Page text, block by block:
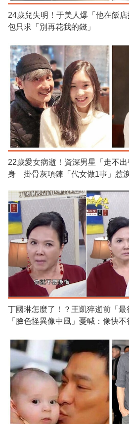
24歲兒失明！于美人爆「他在飯
包只求「別再花我的錢」
22歲愛女病逝！資深男星「走不
身 掛骨灰項鍊「代女做1事」惹
丁國琳怎麼了！？王凱猝逝前「
「臉色怪異像中風」憂喊：像快不